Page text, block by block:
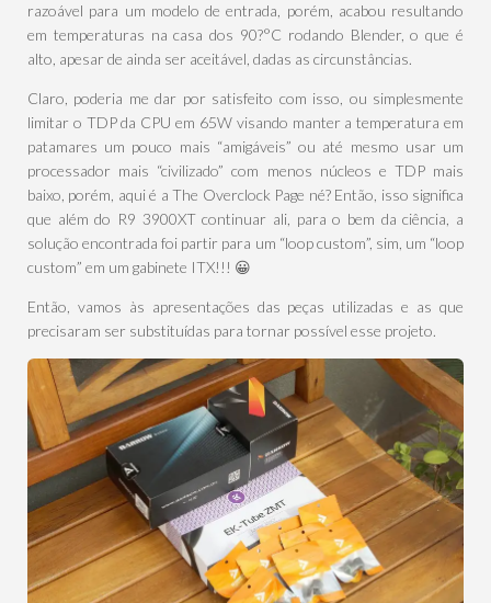
razoável para um modelo de entrada, porém, acabou resultando
em temperaturas na casa dos 90?°C rodando Blender, o que é
alto, apesar de ainda ser aceitável, dadas as circunstâncias.
Claro, poderia me dar por satisfeito com isso, ou simplesmente
limitar o TDP da CPU em 65W visando manter a temperatura em
patamares um pouco mais “amigáveis” ou até mesmo usar um
processador mais “civilizado” com menos núcleos e TDP mais
baixo, porém, aqui é a The Overclock Page né? Então, isso significa
que além do R9 3900XT continuar ali, para o bem da ciência, a
solução encontrada foi partir para um “loop custom”, sim, um “loop
custom” em um gabinete ITX!!! 😀
Então, vamos às apresentações das peças utilizadas e as que
precisaram ser substituídas para tornar possível esse projeto.